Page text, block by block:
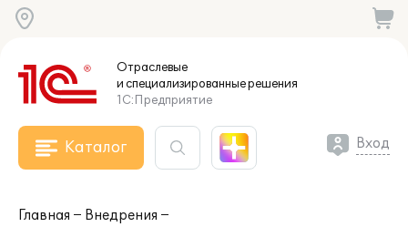
Отраслевые
и специализированныерешения
1С:Предприятие
Каталог Вход
Главная
Внедрения